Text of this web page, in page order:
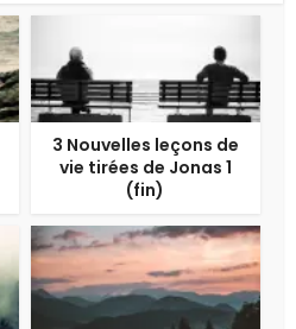
3 Nouvelles leçons de
vie tirées de Jonas 1
(fin)